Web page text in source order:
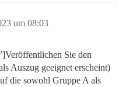
um 08:03
Sie den
Auszug geeignet erscheint)
die sowohl Gruppe A als